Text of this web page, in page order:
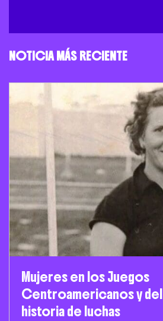
NOTICIA MÁS RECIENTE
Mujeres en los Juegos
Centroamericanos y
historia de luchas